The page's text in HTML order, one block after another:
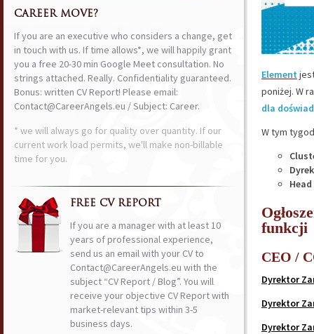
Element
poniżej. W
dla
W tym
funkcji
CEO /
Dyrektor
Dyrektor
Dyrektor
CAREER MOVE?
If you are an executive who considers a change, get
in touch with us. If time allows*, we will happily grant
you a free 20-30 min Google Meet consultation. No
strings attached. Really. Confidentiality guaranteed.
Bonus: written CV Report! Please email:
Contact@CareerAngels.eu / Subject: Career.
* we will always go for quality over quantity. If our
current work load permits, we'll make non-billable
time for you.
FREE CV REPORT
If you are a manager with at least 10
years of professional experience,
send us an email with your CV to
Contact@CareerAngels.eu with the
subject “CV Report / Blog”. You will
receive your objective CV Report with
market-relevant tips within 3-5
business days.